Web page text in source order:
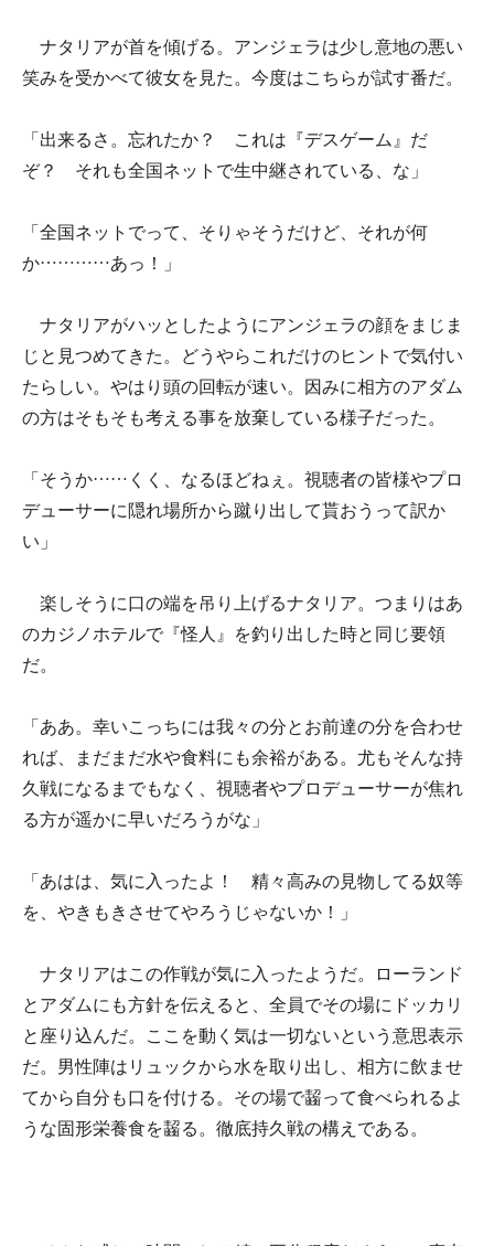
ナタリアが首を傾げる。アンジェラは少し意地の悪い
笑みを受かべて彼女を見た。今度はこちらが試す番だ。
「出来るさ。忘れたか？ これは『デスゲーム』だ
ぞ？ それも全国ネットで生中継されている、な」
「全国ネットでって、そりゃそうだけど、それが何
か…………あっ！」
ナタリアがハッとしたようにアンジェラの顔をまじま
じと見つめてきた。どうやらこれだけのヒントで気付い
たらしい。やはり頭の回転が速い。因みに相方のアダム
の方はそもそも考える事を放棄している様子だった。
「そうか……くく、なるほどねぇ。視聴者の皆様やプロ
デューサーに隠れ場所から蹴り出して貰おうって訳か
い」
楽しそうに口の端を吊り上げるナタリア。つまりはあ
のカジノホテルで『怪人』を釣り出した時と同じ要領
だ。
「ああ。幸いこっちには我々の分とお前達の分を合わせ
れば、まだまだ水や食料にも余裕がある。尤もそんな持
久戦になるまでもなく、視聴者やプロデューサーが焦れ
る方が遥かに早いだろうがな」
「あはは、気に入ったよ！ 精々高みの見物してる奴等
を、やきもきさせてやろうじゃないか！」
ナタリアはこの作戦が気に入ったようだ。ローランド
とアダムにも方針を伝えると、全員でその場にドッカリ
と座り込んだ。ここを動く気は一切ないという意思表示
だ。男性陣はリュックから水を取り出し、相方に飲ませ
てから自分も口を付ける。その場で齧って食べられるよ
うな固形栄養食を齧る。徹底持久戦の構えである。